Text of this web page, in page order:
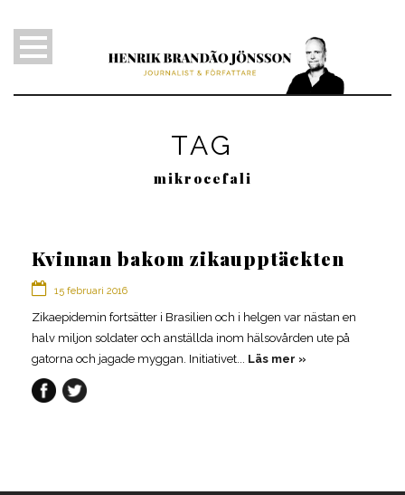
en
TAG
mikrocefali
Kvinnan bakom zikaupptäckten
15 februari 2016
Zikaepidemin fortsätter i Brasilien och i helgen var nästan en
halv miljon soldater och anställda inom hälsovården ute på
gatorna och jagade myggan. Initiativet... Läs mer